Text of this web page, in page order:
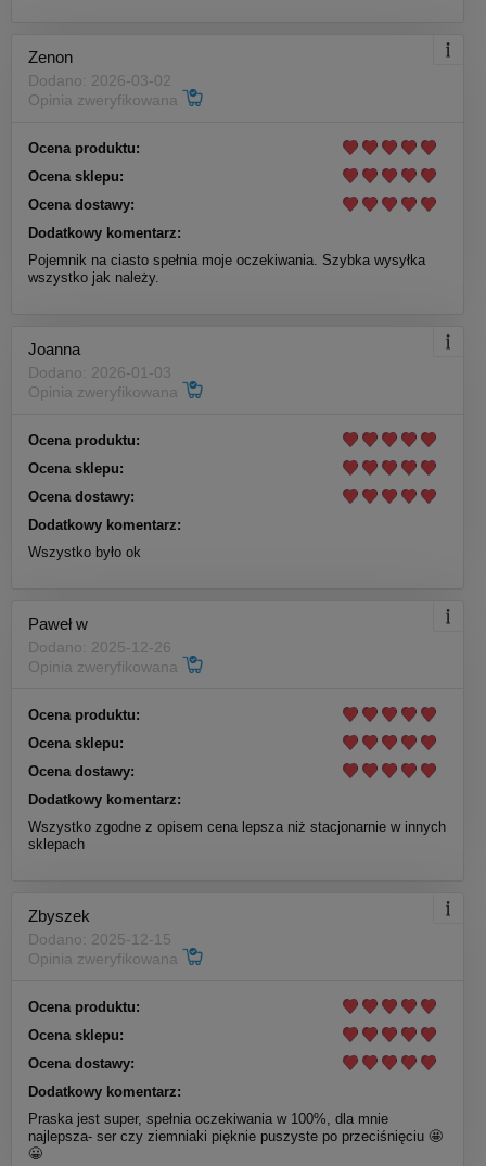
Zenon
Dodano: 2026-03-02
Opinia zweryfikowana
Ocena produktu:
Ocena sklepu:
Ocena dostawy:
Dodatkowy komentarz:
Pojemnik na ciasto spełnia moje oczekiwania. Szybka wysyłka
wszystko jak należy.
Joanna
Dodano: 2026-01-03
Opinia zweryfikowana
Ocena produktu:
Ocena sklepu:
Ocena dostawy:
Dodatkowy komentarz:
Wszystko było ok
Paweł w
Dodano: 2025-12-26
Opinia zweryfikowana
Ocena produktu:
Ocena sklepu:
Ocena dostawy:
Dodatkowy komentarz:
Wszystko zgodne z opisem cena lepsza niż stacjonarnie w innych
sklepach
Zbyszek
Dodano: 2025-12-15
Opinia zweryfikowana
Ocena produktu:
Ocena sklepu:
Ocena dostawy:
Dodatkowy komentarz:
Praska jest super, spełnia oczekiwania w 100%, dla mnie
najlepsza- ser czy ziemniaki pięknie puszyste po przeciśnięciu 🤩
😀